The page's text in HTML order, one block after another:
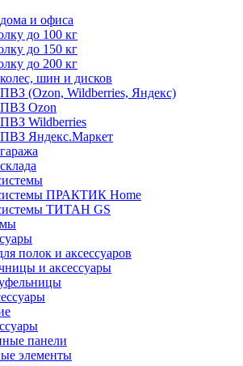
и офиса
до 100 кг
до 150 кг
до 200 кг
шин и дисков
(Ozon, Wildberries, Яндекс)
Ozon
Wildberries
Яндекс.Маркет
ПРАКТИК Home
ТИТАН GS
полок и аксессуаров
и аксессуары
панели
элементы